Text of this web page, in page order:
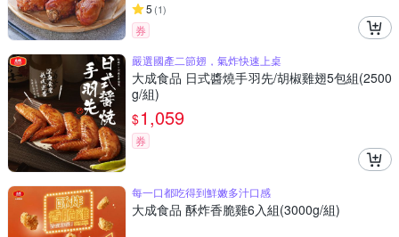
5 (1)
券
嚴選國產二節翅，氣炸快速上桌
大成食品 日式醬燒手羽先/胡椒雞翅5包組(2500
g/組)
$1,059
券
每一口都吃得到鮮嫩多汁口感
大成食品 酥炸香脆雞6入組(3000g/組)